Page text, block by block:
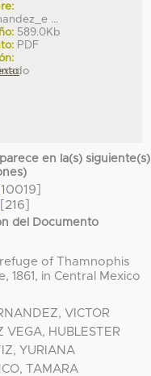
...
589.0Kb
PDF
en la(s) siguiente(s)
del Documento
of Thamnophis
1861, in Central Mexico
VICTOR
VEGA, HUBLESTER
YURIANA
TAMARA